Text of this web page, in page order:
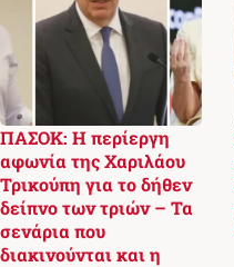
ΠΑΣΟΚ: Η περίεργη
αφωνία της Χαριλάου
Τρικούπη για το δήθεν
δείπνο των τριών – Τα
σενάρια που
διακινούνται και η